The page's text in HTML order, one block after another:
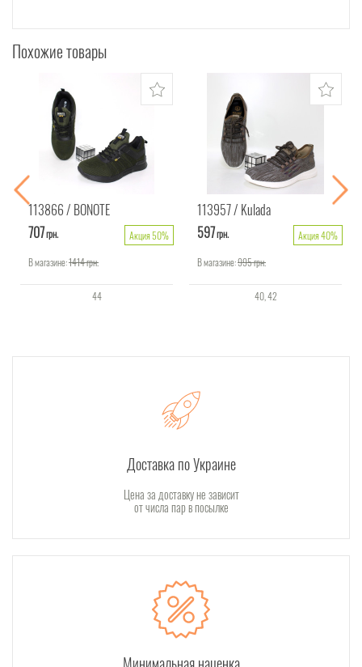
Похожие товары
113866 BONOTE
707грн.
Акция 50%
В магазине:1414грн.
44
113957 Kulada
597грн.
Акция 40%
В магазине:995грн.
40 42
Доставка по Украине
Цена за доставку не зависит
от числа пар в посылке
Минимальная наценка